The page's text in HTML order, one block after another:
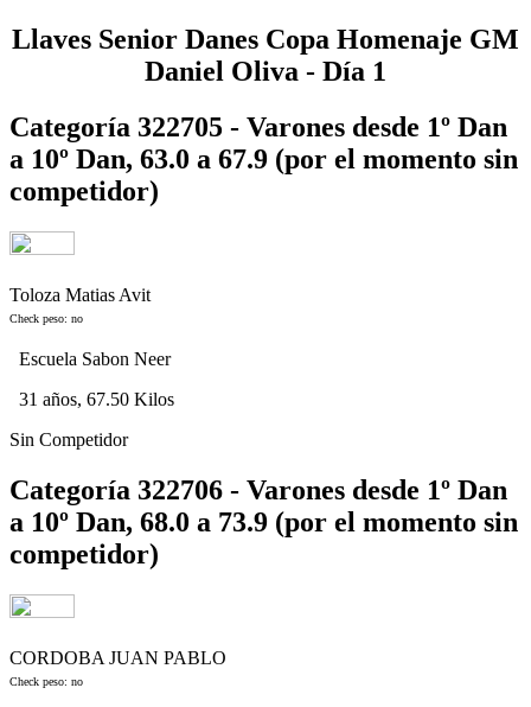
Llaves Senior Danes Copa Homenaje GM
Daniel Oliva - Día 1
Categoría 322705 - Varones desde 1º Dan
a 10º Dan, 63.0 a 67.9 (por el momento sin
competidor)
Toloza Matias Avit
Check peso: no
Escuela Sabon Neer
31 años, 67.50 Kilos
Sin Competidor
Categoría 322706 - Varones desde 1º Dan
a 10º Dan, 68.0 a 73.9 (por el momento sin
competidor)
CORDOBA JUAN PABLO
Check peso: no